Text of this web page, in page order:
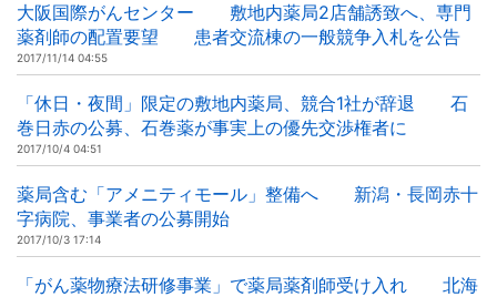
大阪国際がんセンター 敷地内薬局2店舗誘致へ、専門
薬剤師の配置要望 患者交流棟の一般競争入札を公告
2017/11/14 04:55
「休日・夜間」限定の敷地内薬局、競合1社が辞退 石
巻日赤の公募、石巻薬が事実上の優先交渉権者に
2017/10/4 04:51
薬局含む「アメニティモール」整備へ 新潟・長岡赤十
字病院、事業者の公募開始
2017/10/3 17:14
「がん薬物療法研修事業」で薬局薬剤師受け入れ 北海